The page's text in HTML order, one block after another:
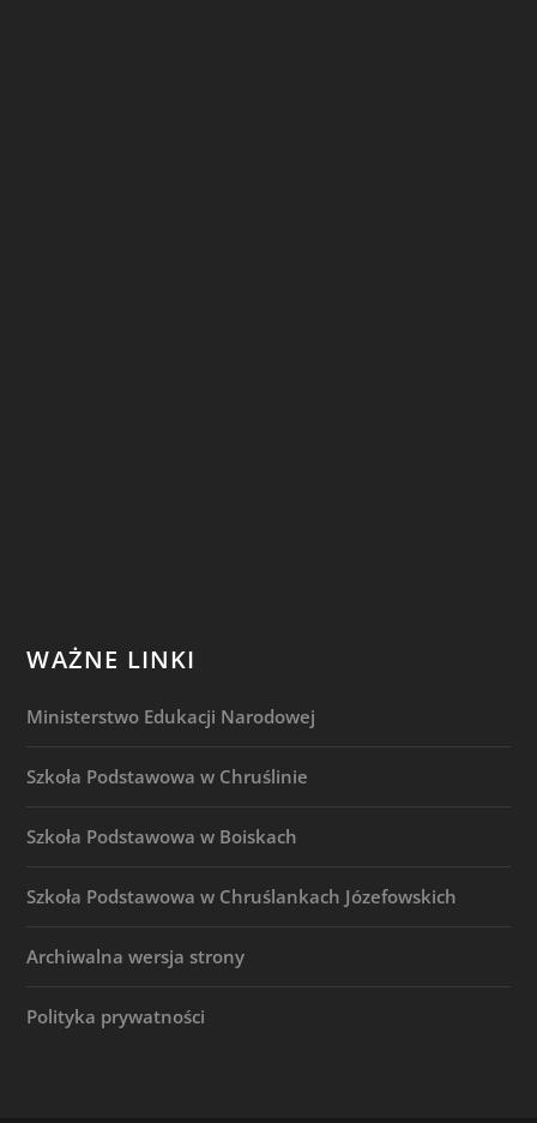
WAŻNE LINKI
Ministerstwo Edukacji Narodowej
Szkoła Podstawowa w Chruślinie
Szkoła Podstawowa w Boiskach
Szkoła Podstawowa w Chruślankach Józefowskich
Archiwalna wersja strony
Polityka prywatności